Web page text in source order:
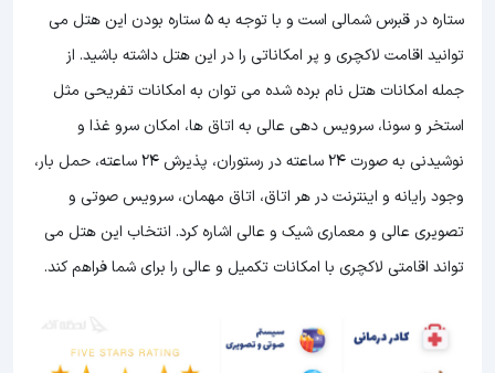
ستاره در قبرس شمالی است و با توجه به 5 ستاره بودن این هتل
می
توانید اقامت لاکچری و پر امکاناتی را در این هتل داشته باشید. از
جمله امکانات هتل نام برده شده می توان به امکانات تفریحی مثل
استخر و سونا، سرویس دهی عالی به اتاق ها، امکان سرو غذا و
نوشیدنی به صورت 24 ساعته در رستوران، پذیرش 24 ساعته، حمل بار،
وجود رایانه و اینترنت در هر اتاق، اتاق مهمان، سرویس صوتی و
تصویری عالی و معماری شیک و عالی اشاره کرد. انتخاب این هتل می
تواند اقامتی لاکچری با امکانات تکمیل و عالی را برای شما فراهم کند.